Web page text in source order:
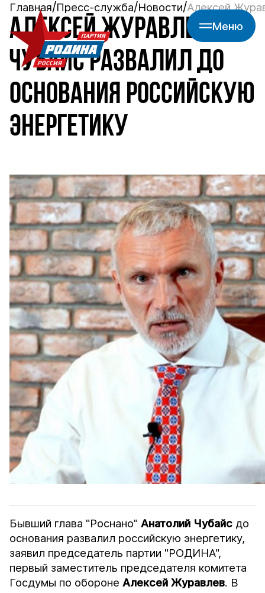
Меню
Главная Пресс-служба Новости Алексей
АЛЕКСЕЙ ЖУРАВЛЕВ:
ЧУБАЙС РАЗВАЛИЛ ДО
ОСНОВАНИЯ РОССИЙСКУЮ
ЭНЕРГЕТИКУ
Бывший глава "Роснано"Анатолий Чубайс до
основания развалил российскую энергетику,
заявил председатель партии "РОДИНА",
первый заместитель председателя комитета
Госдумы по оборонеАлексей Журавлев. В